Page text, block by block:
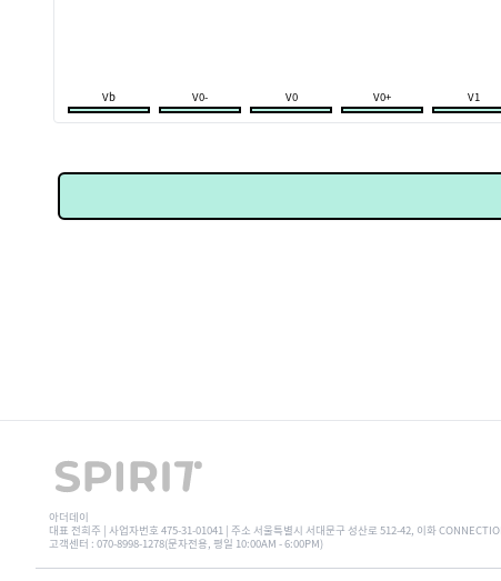
Vb V0- V0 V0+ V1
아더데이
대표 전희주 | 사업자번호 475-31-01041 | 주소 서울특별시 서대문구 성산로 512-42, 이화
고객센터 : 070-8998-1278(문자전용, 평일 10:00AM - 6:00PM)